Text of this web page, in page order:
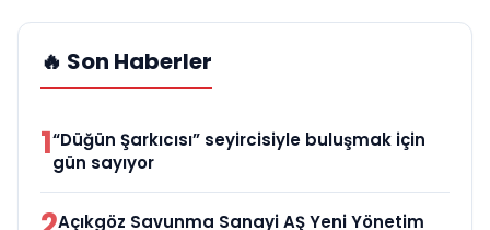
🔥 Son Haberler
1“Düğün Şarkıcısı” seyircisiyle buluşmak için
gün sayıyor
Açıkgöz Savunma Sanayi AŞ Yeni Yönetim